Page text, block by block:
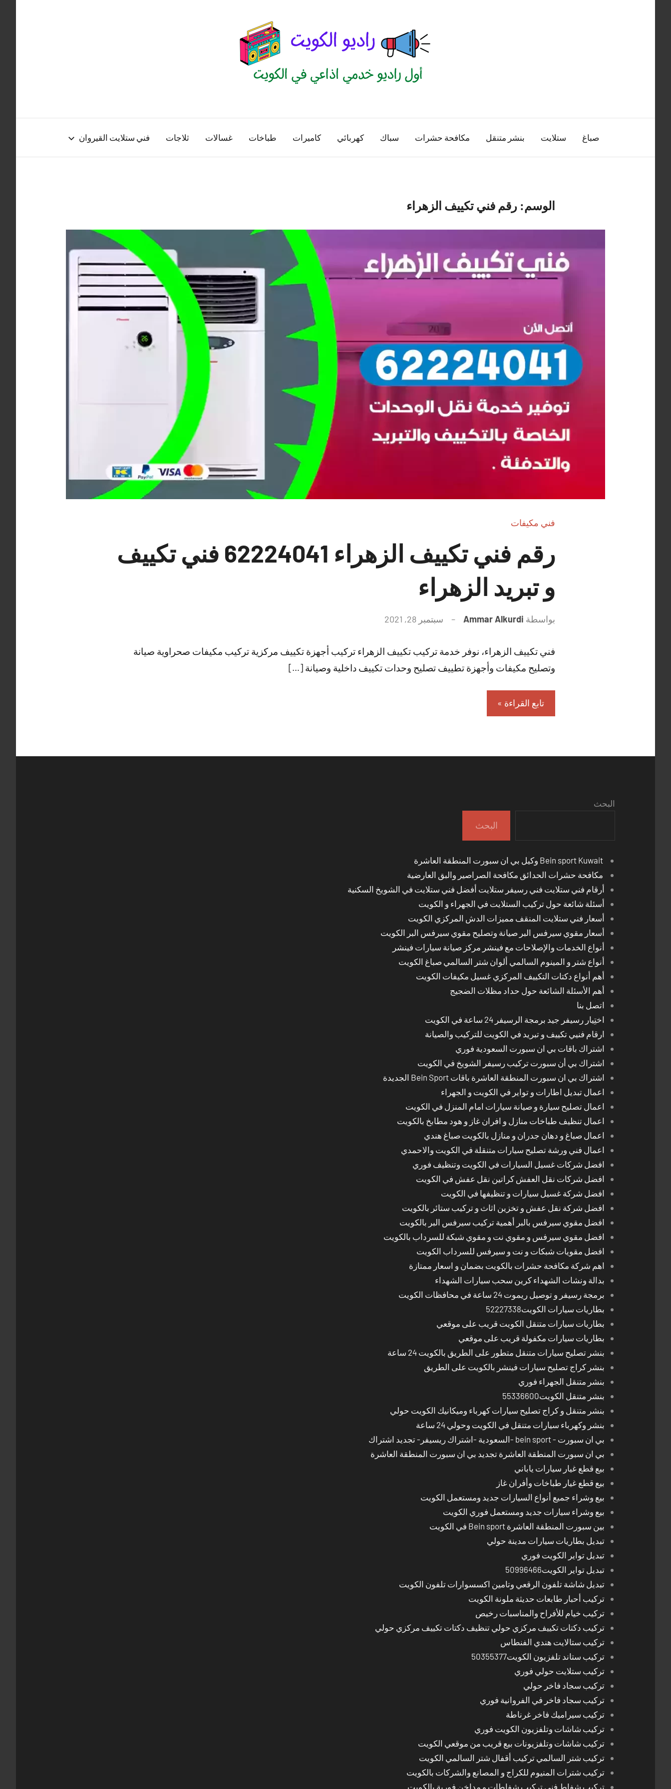
الكويت
منصة
اذاعية
صباغ ستلايت بنشر متنقل مكافحة حشرات سباك كهربائي كاميرات طباخات غسالات ثلاجات فني ستلايت القيروان
الوسم: رقم فني تكييف الزهراء
فني مكيفات
رقم فني تكييف الزهراء 62224041 فني تكييف
و تبريد الزهراء
بواسطة Ammar Alkurdi سبتمبر 28, 2021
تعليقات
فني تكييف الزهراء، نوفر خدمة تركيب تكييف الزهراء تركيب أجهزة تكييف مركزية تركيب مكيفات صحراوية صيانة
وتصليح مكيفات وأجهزة تطييف تصليح وحدات تكييف داخلية وصيانة […]
تابع القراءة
البحث
البحث
Bein sport Kuwait وكيل بي ان سبورت المنطقة العاشرة
مكافحة حشرات الحدائق مكافحة الصراصير والبق العارضية
أرقام فني ستلايت فني رسيفر ستلايت أفضل فني ستلايت في الشويخ السكنية
أسئلة شائعة حول تركيب الستلايت في الجهراء و الكويت
أسعار فني ستلايت المنقف مميزات الدش المركزي الكويت
أسعار مقوي سيرفس البر صيانة وتصليح مقوي سيرفس البر الكويت
أنواع الخدمات والإصلاحات مع فينشر مركز صيانة سيارات فينشر
أنواع شتر و المينوم السالمي ألوان شتر السالمي صباغ الكويت
أهم أنواع دكتات التكييف المركزي غسيل مكيفات الكويت
أهم الأسئلة الشائعة حول حداد مظلات الضجيج
اتصل بنا
اختِيار رسيفر جيد برمجة الرسيفر 24 ساعة في الكويت
ارقام فنيي تكييف و تبريد في الكويت للتركيب والصيانة
اشتراك باقات بي ان سبورت السعودية فوري
اشتراك بي أن سبورت تركيب رسيفر الشويخ في الكويت
اشتراك بي ان سبورت المنطقة العاشرة باقات Bein Sport الجديدة
اعمال تبديل اطارات و تواير في الكويت و الجهراء
اعمال تصليح سيارة و صيانة سيارات امام المنزل في الكويت
اعمال تنظيف طباخات منازل و افران غاز و هود مطابخ بالكويت
اعمال صباغ و دهان جدران و منازل بالكويت صباغ هندي
اعمال فني ورشة تصليح سيارات متنقلة في الكويت والاحمدي
افضل شركات غسيل السيارات في الكويت وتنظيف فوري
افضل شركات نقل العفش كراتين نقل عفش في الكويت
افضل شركة غسيل سيارات و تنظيفها في الكويت
افضل شركة نقل عفش و تخزين اثاث و تركيب ستائر بالكويت
افضل مقوي سيرفس بالبر أهمية تركيب سيرفس البر بالكويت
افضل مقوي سيرفس و مقوي نت و مقوي شبكة للسرداب بالكويت
افضل مقويات شبكات و نت و سيرفس للسرداب الكويت
اهم شركة مكافحة حشرات بالكويت بضمان و اسعار ممتازة
بدالة ونشات الشهداء كرين سحب سيارات الشهداء
برمجة رسيفر و توصيل ريموت 24 ساعة في محافظات الكويت
بطاريات سيارات الكويت52227338
بطاريات سيارات متنقل الكويت قريب على موقعي
بطاريات سيارات مكفولة قريب على موقعي
بنشر تصليح سيارات متنقل متطور على الطريق بالكويت 24 ساعة
بنشر كراج تصليح سيارات فينشر بالكويت على الطريق
بنشر متنقل الجهراء فوري
بنشر متنقل الكويت55336600
بنشر متنقل و كراج تصليح سيارات كهرباء وميكانيك الكويت حولي
بنشر وكهرباء سيارات متنقل في الكويت وحولي 24 ساعة
بي ان سبورت - bein sport -السعودية -اشتراك ريسيفر- تجديد اشتراك
بي ان سبورت المنطقة العاشرة تجديد بي ان سبورت المنطقة العاشرة
بيع قطع غيار سيارات ياباني
بيع قطع غيار طباخات وأفران غاز
بيع وشراء جميع أنواع السيارات جديد ومستعمل الكويت
بيع وشراء سيارات جديد ومستعمل فوري الكويت
بين سبورت المنطقة العاشرة Bein sport في الكويت
تبديل بطاريات سيارات مدينة حولي
تبديل تواير الكويت فوري
تبديل تواير الكويت50996466
تبديل شاشة تلفون الرقعي وتامين اكسسوارات تلفون الكويت
تركيب أحبار طابعات حديثة ملونة الكويت
تركيب خيام للأفراح والمناسبات رخيص
تركيب دكتات تكييف مركزي حولي تنظيف دكتات تكييف مركزي حولي
تركيب ستالايت هندي الفنطاس
تركيب ستاند تلفزيون الكويت50355377
تركيب ستلايت حولي فوري
تركيب سجاد فاخر حولي
تركيب سجاد فاخر في الفروانية فوري
تركيب سيراميك فاخر غرناطة
تركيب شاشات وتلفزيون الكويت فوري
تركيب شاشات وتلفزيونات بيع قريب من موقعي الكويت
تركيب شتر السالمي تركيب أقفال شتر السالمي الكويت
تركيب شترات المنيوم للكراج و المصانع والشركات بالكويت
تركيب شفاط فني تركيب شفاطات و مداخن فورية بالكويت